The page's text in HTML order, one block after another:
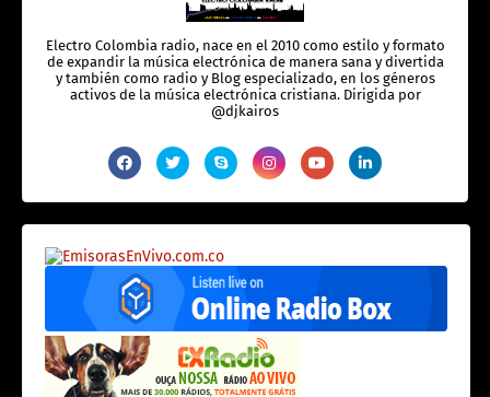
Electro Colombia radio, nace en el 2010 como estilo y formato
de expandir la música electrónica de manera sana y divertida
y también como radio y Blog especializado, en los géneros
activos de la música electrónica cristiana. Dirigida por
@djkairos